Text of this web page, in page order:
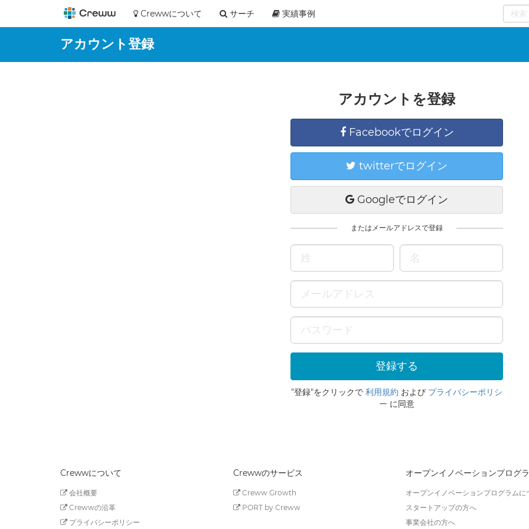
Crewwについて サーチ 実績事例
0
アカウント登録
アカウントを登録
Facebookでログイン
twitterでログイン
Googleでログイン
またはメールアドレスで登録
"登録"をクリックで 利用規約 および プライバシーポリシ
ー に同意
Crewwについて
会社概要
Crewwの沿革
プライバシーポリシー
Crewwのサービス
Creww Growth
PORT by Creww
オープンイノベーションプログ
オープンイノベーションプログラムに
スタートアップの方へ
事業会社の方へ